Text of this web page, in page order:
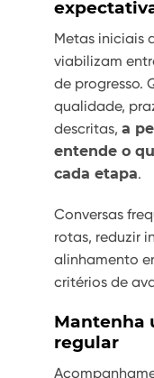
Metas iniciais
viabilizam
de progresso.
qualidade,
descritas, a
entende o
cada etapa.
Conversas
rotas, reduzir
alinhamento
critérios de
Mantenha
regular